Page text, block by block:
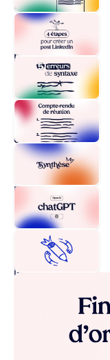
convient
de
ne
pas
négliger
lafidélisation
de
vos
clients.
Essentielle
performances
globales
de
société,
la